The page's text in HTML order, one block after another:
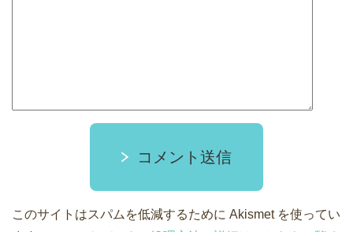
コメント送信
このサイトはスパムを低減するために Akismet を使ってい